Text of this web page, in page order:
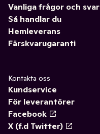
Vanliga frågor och svar
Så handlar du
Hemleverans
Färskvarugaranti
Kontakta oss
Kundservice
För leverantörer
Facebook
X (f.d Twitter)